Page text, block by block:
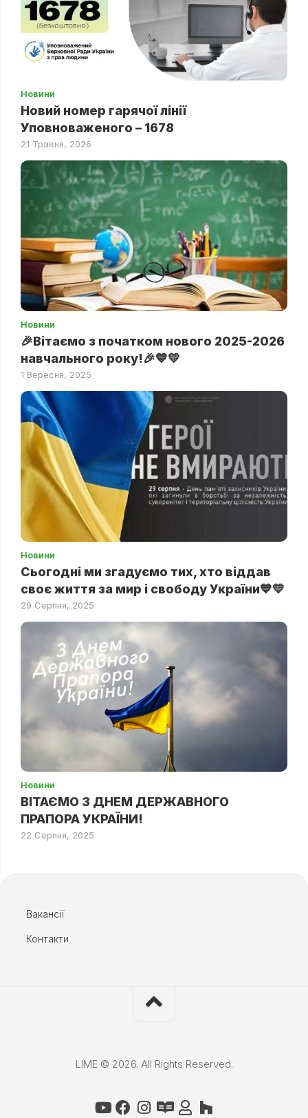
Новини
Новий номер гарячої лінії
Уповноваженого – 1678
21 Травня, 2026
Новини
🎉Вітаємо з початком нового 2025-2026
навчального року!🎉💙💛
1 Вересня, 2025
Новини
Сьогодні ми згадуємо тих, хто віддав
своє життя за мир і свободу України💙💛
29 Серпня, 2025
Новини
ВІТАЄМО З ДНЕМ ДЕРЖАВНОГО
ПРАПОРА УКРАЇНИ!
22 Серпня, 2025
Вакансії
Контакти
LIME © 2026. All Rights Reserved.